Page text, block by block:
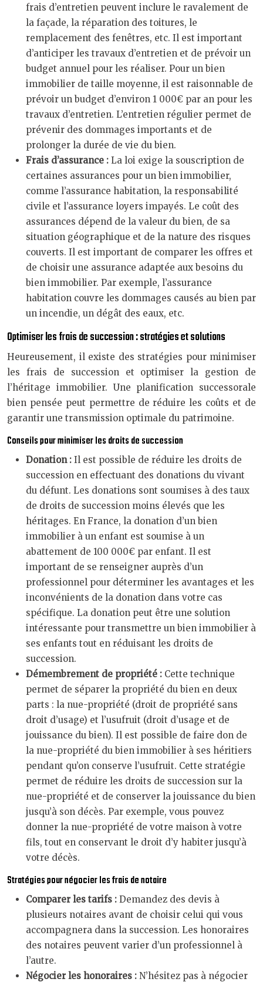
frais d’entretien peuvent inclure le ravalement de
la façade, la réparation des toitures, le
remplacement des fenêtres, etc. Il est important
d’anticiper les travaux d’entretien et de prévoir un
budget annuel pour les réaliser. Pour un bien
immobilier de taille moyenne, il est raisonnable de
prévoir un budget d’environ 1 000€ par an pour les
travaux d’entretien. L’entretien régulier permet de
prévenir des dommages importants et de
prolonger la durée de vie du bien.
Frais d’assurance : La loi exige la souscription de
certaines assurances pour un bien immobilier,
comme l’assurance habitation, la responsabilité
civile et l’assurance loyers impayés. Le coût des
assurances dépend de la valeur du bien, de sa
situation géographique et de la nature des risques
couverts. Il est important de comparer les offres et
de choisir une assurance adaptée aux besoins du
bien immobilier. Par exemple, l’assurance
habitation couvre les dommages causés au bien par
un incendie, un dégât des eaux, etc.
Optimiser les frais de succession : stratégies et solutions
Heureusement, il existe des stratégies pour minimiser
les frais de succession et optimiser la gestion de
l’héritage immobilier. Une planification successorale
bien pensée peut permettre de réduire les coûts et de
garantir une transmission optimale du patrimoine.
Conseils pour minimiser les droits de succession
Donation : Il est possible de réduire les droits de
succession en effectuant des donations du vivant
du défunt. Les donations sont soumises à des taux
de droits de succession moins élevés que les
héritages. En France, la donation d’un bien
immobilier à un enfant est soumise à un
abattement de 100 000€ par enfant. Il est
important de se renseigner auprès d’un
professionnel pour déterminer les avantages et les
inconvénients de la donation dans votre cas
spécifique. La donation peut être une solution
intéressante pour transmettre un bien immobilier à
ses enfants tout en réduisant les droits de
succession.
Démembrement de propriété : Cette technique
permet de séparer la propriété du bien en deux
parts : la nue-propriété (droit de propriété sans
droit d’usage) et l’usufruit (droit d’usage et de
jouissance du bien). Il est possible de faire don de
la nue-propriété du bien immobilier à ses héritiers
pendant qu’on conserve l’usufruit. Cette stratégie
permet de réduire les droits de succession sur la
nue-propriété et de conserver la jouissance du bien
jusqu’à son décès. Par exemple, vous pouvez
donner la nue-propriété de votre maison à votre
fils, tout en conservant le droit d’y habiter jusqu’à
votre décès.
Stratégies pour négocier les frais de notaire
Comparer les tarifs : Demandez des devis à
plusieurs notaires avant de choisir celui qui vous
accompagnera dans la succession. Les honoraires
des notaires peuvent varier d’un professionnel à
l’autre.
Négocier les honoraires : N’hésitez pas à négocier